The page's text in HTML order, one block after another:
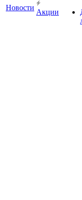
Новости
Акции